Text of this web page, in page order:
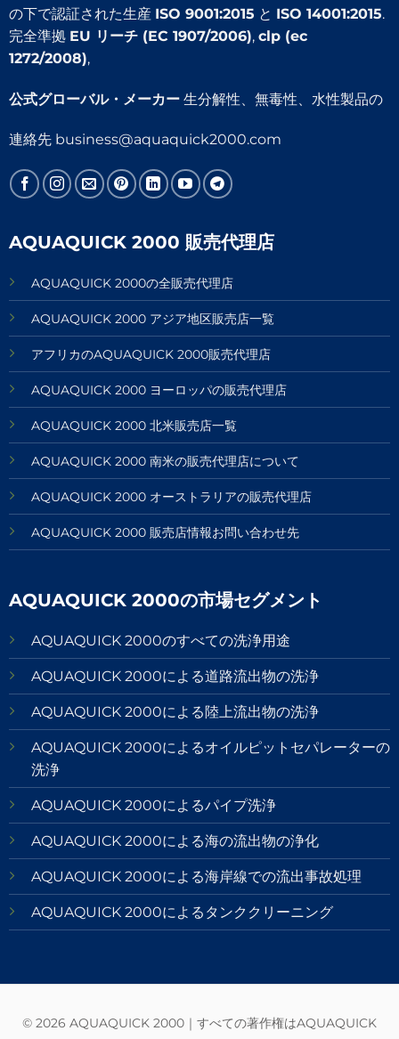
の下で認証された生産 ISO 9001:2015 と ISO 14001:2015.
完全準拠 EU リーチ (EC 1907/2006), clp (ec
1272/2008),
公式グローバル・メーカー生分解性、無毒性、水性製品の
連絡先 business@aquaquick2000.com
AQUAQUICK 2000 販売代理店
AQUAQUICK 2000の全販売代理店
AQUAQUICK 2000 アジア地区販売店一覧
アフリカのAQUAQUICK 2000販売代理店
AQUAQUICK 2000 ヨーロッパの販売代理店
AQUAQUICK 2000 北米販売店一覧
AQUAQUICK 2000 南米の販売代理店について
AQUAQUICK 2000 オーストラリアの販売代理店
AQUAQUICK 2000 販売店情報お問い合わせ先
AQUAQUICK 2000の市場セグメント
AQUAQUICK 2000のすべての洗浄用途
AQUAQUICK 2000による道路流出物の洗浄
AQUAQUICK 2000による陸上流出物の洗浄
AQUAQUICK 2000によるオイルピットセパレーターの
洗浄
AQUAQUICK 2000によるパイプ洗浄
AQUAQUICK 2000による海の流出物の浄化
AQUAQUICK 2000による海岸線での流出事故処理
AQUAQUICK 2000によるタンククリーニング
© 2026 AQUAQUICK 2000｜すべての著作権はAQUAQUICK